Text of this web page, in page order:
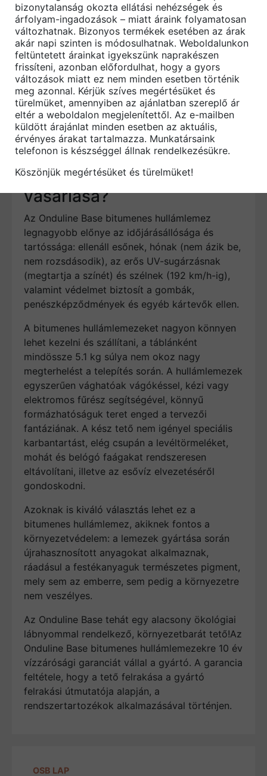
OSB LAP
szempontokat – az is bátran választhatja ezt a
terméket, hiszen az Onduline Base gyártása
során újrahasznosított anyagokat alkalmaznak,
ami igazi környezetbarát szemléletmódról
tanúskodik.
Legyen szó kerti építményekről, garázsokról,
tárolókról, kerti lugasokról vagy pihenők
fedéséről, felújításáról – azOnduline Basea
legjobb választás.
Miért éri meg az Onduline
bitumenes hullámlemez
vásárlása?
Az Onduline Base bitumenes hullámlemez
legnagyobb előnye az időjárásállósága és
tartóssága: ellenáll esőnek, hónak (nem ázik be,
nem rozsdásodik), az erős UV-sugárzásnak
(megtartja a színét) és szélnek (192 km/h-ig),
valamint védelmet biztosít a gombák,
penészképződmények és egyéb kártevők ellen.
A bitumenes hullámlemezeket nagyon könnyen
lehet kezelni és szállítani, a táblánként
mindössze 5.1 kg súlya nem okoz nagy
megterhelést a telepítés során. A hullámlemezek
egyszerűen vághatóak vágókéssel, kézi vagy
elektromos fűrész segítségével, könnyű
formázhatóságuk teret enged a tervezői
fantáziának. A kész tető nem igényel speciális
karbantartást, elég csupán a levéltörmeléket,
mohát és belógó faágakat rendszeresen
eltávolítani, illetve az esővíz elvezetéséről
gondoskodni.
Azoknak is kiváló választás lehet ez a
bitumenes hullámlemez, akiknek fontos a
környezetvédelem: a lemezek gyártása során
újrahasznosított anyagokat alkalmaznak,
ráadásul a festékanyaguk természetes pigment,
mely sem az emberre, sem pedig a környezetre
nem veszélyes.
Az Onduline Base tehát egy alacsony ökológiai
lábnyommal rendelkező, környezetbarát tető!Az
Onduline Base bitumenes hullámlemezekre 10 év
vízzárósági garanciát vállal a gyártó. A garancia
feltétele, hogy a tető felrakása a gyártó
felrakási útmutatója alapján, a
rendszertartozékok alkalmazásával történjen.
bizonytalanság okozta ellátási nehézségek és
árfolyam-ingadozások – miatt áraink folyamatosan
változhatnak. Bizonyos termékek esetében az árak
akár napi szinten is módosulhatnak. Weboldalunkon
feltüntetett árainkat igyekszünk naprakészen
frissíteni, azonban előfordulhat, hogy a gyors
változások miatt ez nem minden esetben történik
meg azonnal. Kérjük szíves megértésüket és
türelmüket, amennyiben az ajánlatban szereplő ár
eltér a weboldalon megjelenítettől. Az e-mailben
küldött árajánlat minden esetben az aktuális,
érvényes árakat tartalmazza. Munkatársaink
telefonon is készséggel állnak rendelkezésükre.
Köszönjük megértésüket és türelmüket!